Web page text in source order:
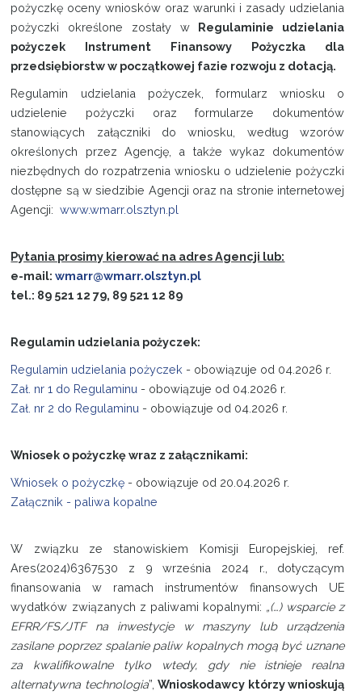
pożyczkę oceny wniosków oraz warunki i zasady udzielania
pożyczki określone zostały w
Regulaminie udzielania
pożyczek Instrument Finansowy Pożyczka dla
przedsiębiorstw w początkowej fazie rozwoju z dotacją.
Regulamin udzielania pożyczek, formularz wniosku o
udzielenie pożyczki oraz formularze dokumentów
stanowiących załączniki do wniosku, według wzorów
określonych przez Agencję, a także wykaz dokumentów
niezbędnych do rozpatrzenia wniosku o udzielenie pożyczki
dostępne są w siedzibie Agencji oraz na stronie internetowej
Agencji:www.wmarr.olsztyn.pl
Pytania prosimy kierować na adres Agencji lub:
e-mail:wmarr@wmarr.olsztyn.pl
tel.: 89 521 12 79, 89 521 12 89
Regulamin udzielania pożyczek:
Regulamin udzielania pożyczek - obowiązuje od 04.2026 r.
Zał. nr 1 do Regulaminu - obowiązuje od 04.2026 r.
Zał. nr 2 do Regulaminu - obowiązuje od 04.2026 r.
Wniosek o pożyczkę wraz z załącznikami:
Wniosek o pożyczkę - obowiązuje od 20.04.2026 r.
Załącznik - paliwa kopalne
W związku ze stanowiskiem Komisji Europejskiej, ref.
Ares(2024)6367530 z 9 września 2024 r., dotyczącym
finansowania w ramach instrumentów finansowych UE
wydatków związanych z paliwami kopalnymi: „(…) wsparcie z
EFRR/FS/JTF na inwestycje w maszyny lub urządzenia
zasilane poprzez spalanie paliw kopalnych mogą być uznane
za kwalifikowalne tylko wtedy, gdy nie istnieje realna
alternatywna technologia”, Wnioskodawcy którzy wnioskują